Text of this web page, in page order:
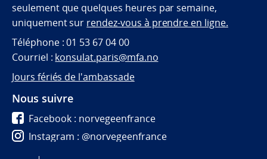
seulement que quelques heures par semaine,
uniquement sur rendez-vous à prendre en ligne.
Téléphone : 01 53 67 04 00
Courriel : konsulat.paris@mfa.no
Jours fériés de l'ambassade
Nous suivre
Facebook : norvegeenfrance
Instagram : @norvegeenfrance
Twitter : @norvegeenfrance